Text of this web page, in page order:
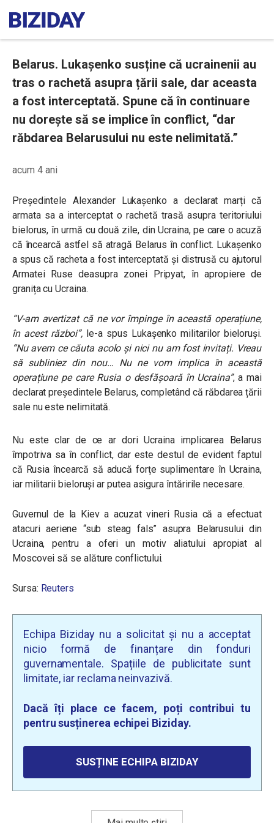
Belarus. Lukașenko susține că ucrainenii au
tras o rachetă asupra țării sale, dar aceasta
a fost interceptată. Spune că în continuare
nu dorește să se implice în conflict, “dar
răbdarea Belarusului nu este nelimitată.”
acum 4 ani
Președintele Alexander Lukașenko a declarat marți că
armata sa a interceptat o rachetă trasă asupra teritoriului
bielorus, în urmă cu două zile, din Ucraina, pe care o acuză
că încearcă astfel să atragă Belarus în conflict. Lukașenko
a spus că racheta a fost interceptată și distrusă cu ajutorul
Armatei Ruse deasupra zonei Pripyat, în apropiere de
granița cu Ucraina.
“V-am avertizat că ne vor împinge în această operațiune,
în acest război”, le-a spus Lukașenko militarilor bieloruși.
“Nu avem ce căuta acolo și nici nu am fost invitați. Vreau
să subliniez din nou… Nu ne vom implica în această
operațiune pe care Rusia o desfășoară în Ucraina”, a mai
declarat președintele Belarus, completând că răbdarea țării
sale nu este nelimitată.
Nu este clar de ce ar dori Ucraina implicarea Belarus
împotriva sa în conflict, dar este destul de evident faptul
că Rusia încearcă să aducă forțe suplimentare în Ucraina,
iar militarii bieloruși ar putea asigura întăririle necesare.
Guvernul de la Kiev a acuzat vineri Rusia că a efectuat
atacuri aeriene “sub steag fals” asupra Belarusului din
Ucraina, pentru a oferi un motiv aliatului apropiat al
Moscovei să se alăture conflictului.
Sursa: Reuters
Echipa Biziday nu a solicitat și nu a acceptat
nicio formă de finanțare din fonduri
guvernamentale. Spațiile de publicitate sunt
limitate, iar reclama neinvazivă.
Dacă îți place ce facem, poți contribui tu
pentru susținerea echipei Biziday.
SUSȚINE ECHIPA BIZIDAY